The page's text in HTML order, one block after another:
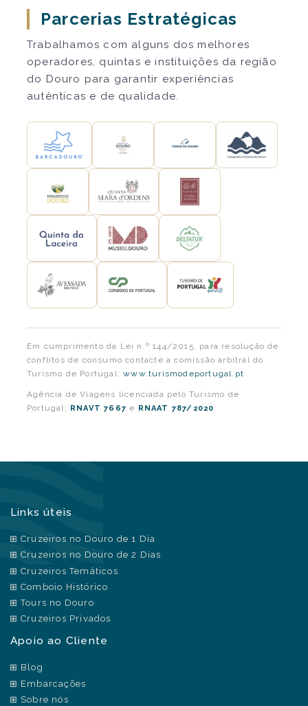
Parcerias Estratégicas
Trabalhamos com alguns dos melhores
operadores, quintas e instituições da região
do Douro para garantir experiências
autênticas e de qualidade.
Em cumprimento da Lei n.º 144/2015, para resolução de
conflitos de consumo contacte a comissão arbitral do
Turismo de Portugal:www.turismodeportugal.pt
Agência de Viagens licenciada pelo Turismo de
Portugal: RNAVT 7667 e RNAAT 787/2020
Links úteis
Cruzeiros no Douro de 1 Dia
Cruzeiros no Douro de 2 Dias
Cruzeiros Temáticos
Comboio Histórico
Tours no Douro
Cruzeiros Privados
Apoio ao Cliente
Blog
Embarcações
Sobre nós